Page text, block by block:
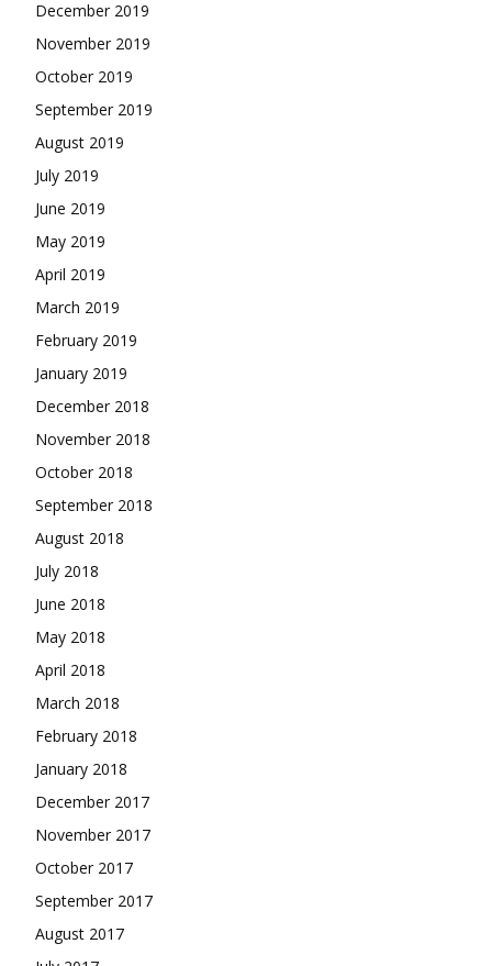
December 2019
November 2019
October 2019
September 2019
August 2019
July 2019
June 2019
May 2019
April 2019
March 2019
February 2019
January 2019
December 2018
November 2018
October 2018
September 2018
August 2018
July 2018
June 2018
May 2018
April 2018
March 2018
February 2018
January 2018
December 2017
November 2017
October 2017
September 2017
August 2017